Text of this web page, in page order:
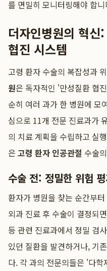
를 면밀히 모니터링해야 합
더자인병원의 혁
협진 시스템
고령 환자 수술의 복잡성과
원은 독자적인 '만성질환 협
순히 여러 과가 한 병원에 모
심으로 11개 전문 진료과가
의 치료 계획을 수립하고 실
은 고령 환자 인공관절 수술
수술 전: 정밀한 위험
환자가 병원을 찾는 순간부
외과 진료 후 수술이 결정되
등 관련 진료과에서 정밀 검
있던 질환을 발견하거나, 기
다. 각 과의 전문의들은 '다